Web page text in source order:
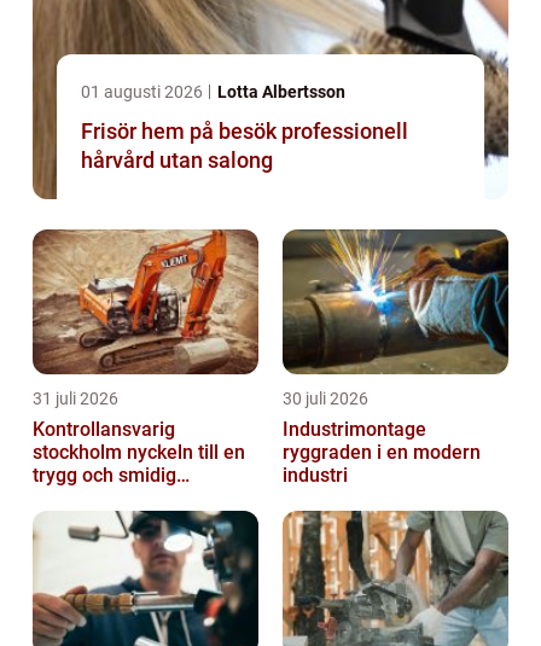
01 augusti 2026 Lotta Albertsson
Frisör hem på besök professionell
hårvård utan salong
31 juli 2026
Kontrollansvarig
stockholm nyckeln till en
trygg och smidig
30 juli 2026
Industrimontage
ryggraden i en modern
industri